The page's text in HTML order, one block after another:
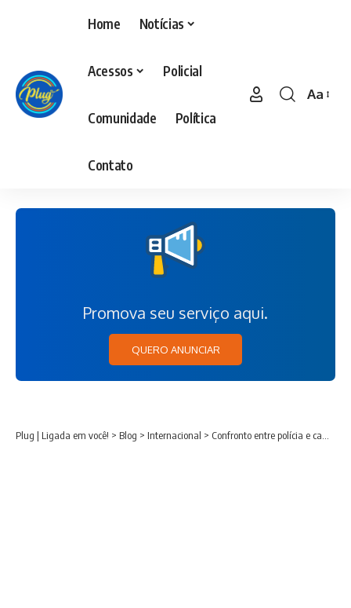
Home Notícias
Acessos Policial
Comunidade Política
Contato
Aa
Promova seu serviço aqui.
QUERO ANUNCIAR
Plug | Ligada em você! > Blog > Internacional > Confronto entre polícia e camponeses na Bolívia marca primeira grande ação sob estado de exceção